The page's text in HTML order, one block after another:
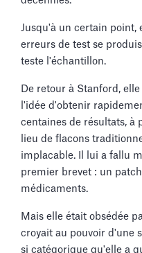
Jusqu'à un certain point,
erreurs de test se
teste l'échantillon.
De retour à Stanford,
l'idée d'obtenir
centaines de résultats, à
lieu de flacons
implacable. Il lui a fallu
premier brevet : un
médicaments.
Mais elle était obsédée
croyait au pouvoir d'une
si catégorique qu'elle a